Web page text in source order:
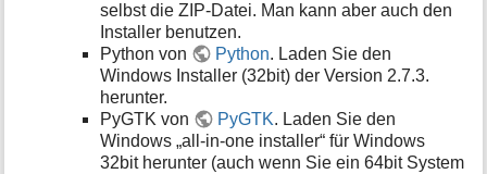
selbst die ZIP-Datei. Man kann aber auch den
Installer benutzen.
Python von
Python. Laden Sie den
Windows Installer (32bit) der Version 2.7.3.
herunter.
PyGTK von
PyGTK. Laden Sie den
Windows „all-in-one installer“ für Windows
32bit herunter (auch wenn Sie ein 64bit System